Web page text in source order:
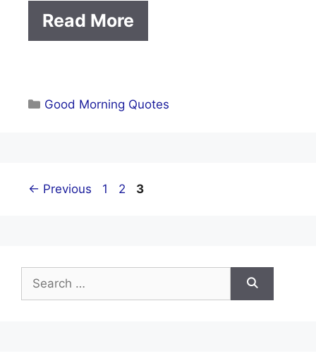
Read More
Categories
Good Morning Quotes
← Previous Page
1 Page
2 Page
3
for: